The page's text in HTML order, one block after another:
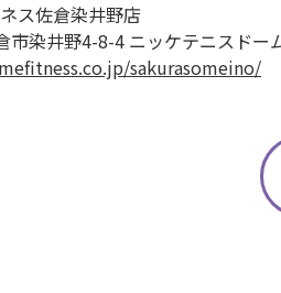
ス佐倉染井野店
市染井野4-8-4 ニッケテニスドー
sakurasomeino/